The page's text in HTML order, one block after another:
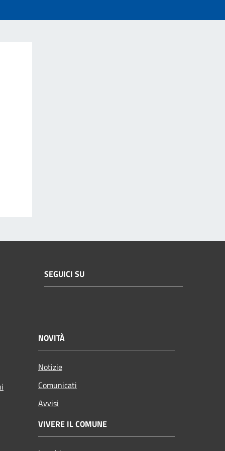
SEGUICI SU
NOVITÀ
Notizie
Comunicati
Avvisi
VIVERE IL COMUNE